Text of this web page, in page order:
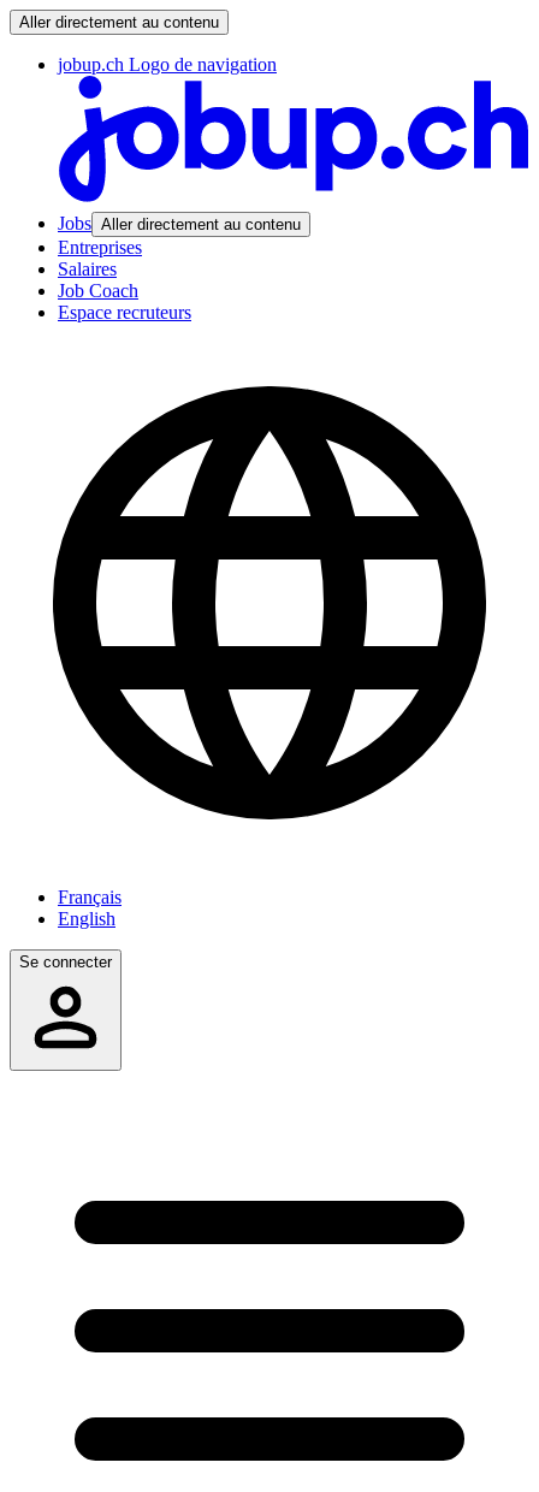
Aller directement au contenu
jobup.ch Logo de navigation
Jobs Aller directement au contenu
Entreprises
Salaires
Job Coach
Espace recruteurs
Français
English
Se connecter